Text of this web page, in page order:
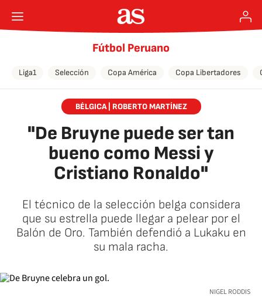
Fútbol Peruano
Liga1 Selección Copa América Copa Libertadores
BÉLGICA | ROBERTO MARTÍNEZ
"De Bruyne puede ser tan
bueno como Messi y
Cristiano Ronaldo"
El técnico de la selección belga considera
que su estrella puede llegar a pelear por el
Balón de Oro. También defendió a Lukaku en
su mala racha.
NIGEL RODDIS